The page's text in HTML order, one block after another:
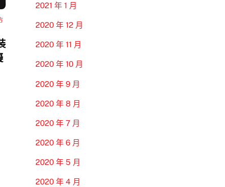
2021 年 1 月
2020 年 12 月
2020 年 11 月
2020 年 10 月
2020 年 9 月
2020 年 8 月
2020 年 7 月
2020 年 6 月
2020 年 5 月
2020 年 4 月